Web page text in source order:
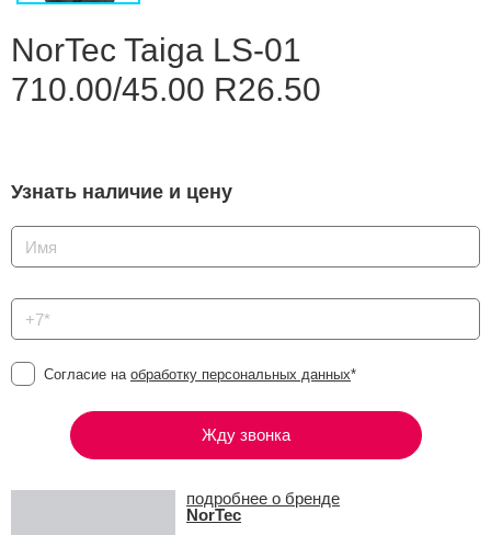
Личный кабинет
NorTec Taiga LS-01
710.00/45.00 R26.50
Узнать наличие и цену
Согласие на обработку персональных данных*
Жду звонка
подробнее о бренде
NorTec